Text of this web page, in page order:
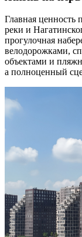
Главная
реки и
прогулочная
велодорожками,
объектами и
а полноценный